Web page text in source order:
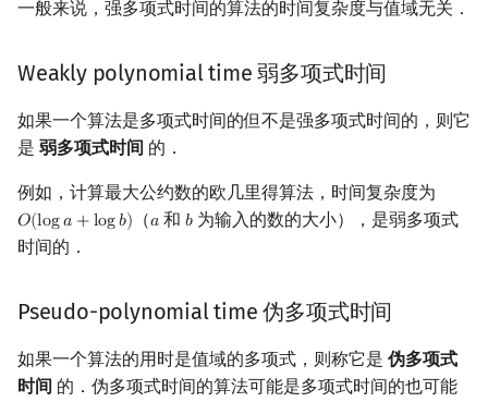
一般来说，强多项式时间的算法的时间复杂度与值域无关．
Weakly polynomial time 弱多项式时间
如果一个算法是多项式时间的但不是强多项式时间的，则它
是 弱多项式时间 的．
例如，计算最大公约数的欧几里得算法，时间复杂度为
𝑂(log𝑎 +log𝑏)
O(loga+ logb) （𝑎
a 和𝑏
b 为输入的数的大小），是弱多项式
时间的．
Pseudo-polynomial time 伪多项式时间
如果一个算法的用时是值域的多项式，则称它是 伪多项式
时间 的．伪多项式时间的算法可能是多项式时间的也可能